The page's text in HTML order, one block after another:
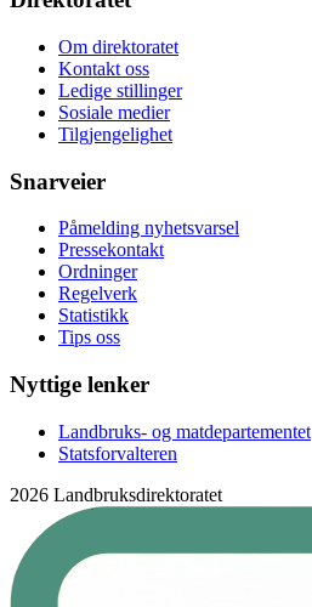
Om direktoratet
Kontakt oss
Ledige stillinger
Sosiale medier
Tilgjengelighet
Snarveier
Påmelding nyhetsvarsel
Pressekontakt
Ordninger
Regelverk
Statistikk
Tips oss
Nyttige lenker
Landbruks- og matdepartementet
Statsforvalteren
2026 Landbruksdirektoratet